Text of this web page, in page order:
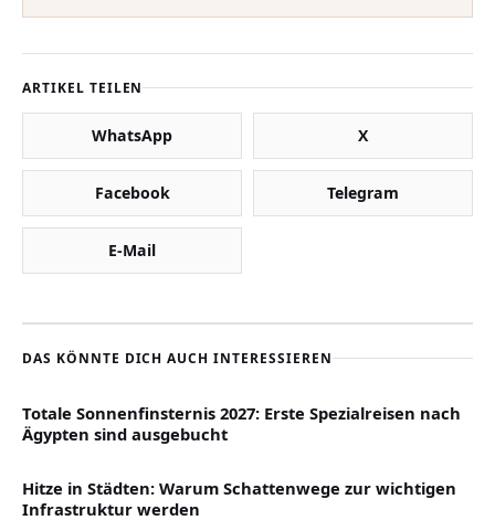
ARTIKEL TEILEN
WhatsApp X
Facebook Telegram
E-Mail
DAS KÖNNTE DICH AUCH INTERESSIEREN
Totale Sonnenfinsternis 2027: Erste Spezialreisen nach
Ägypten sind ausgebucht
Hitze in Städten: Warum Schattenwege zur wichtigen
Infrastruktur werden